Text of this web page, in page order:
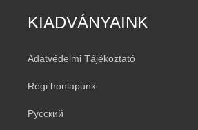
KIADVÁNYAINK
Adatvédelmi Tájékoztató
Régi honlapunk
Русский